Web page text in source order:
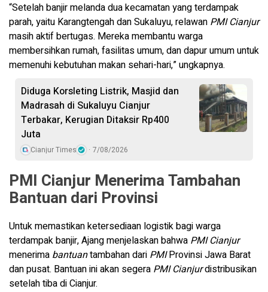
“Setelah banjir melanda dua kecamatan yang terdampak
parah, yaitu Karangtengah dan Sukaluyu, relawan PMI Cianjur
masih aktif bertugas. Mereka membantu warga
membersihkan rumah, fasilitas umum, dan dapur umum untuk
memenuhi kebutuhan makan sehari-hari,” ungkapnya.
Diduga Korsleting Listrik, Masjid dan
Madrasah di Sukaluyu Cianjur
Terbakar, Kerugian Ditaksir Rp400
Juta
Cianjur Times 7/08/2026
PMI Cianjur Menerima Tambahan
Bantuan dari Provinsi
Untuk memastikan ketersediaan logistik bagi warga
terdampak banjir, Ajang menjelaskan bahwa PMI Cianjur
menerima bantuantambahan dari PMIProvinsi Jawa Barat
dan pusat. Bantuan ini akan segera PMI Cianjurdistribusikan
setelah tiba di Cianjur.